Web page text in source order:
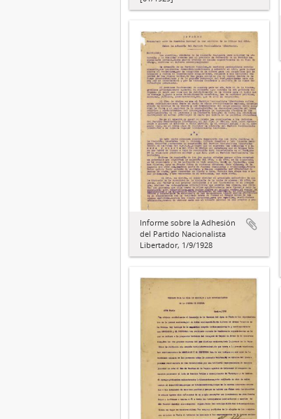
Informe sobre la Adhesión
del Partido Nacionalista
Libertador, 1/9/1928